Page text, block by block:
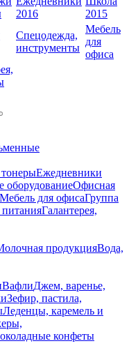
2016
2015
Спецодежда,
инструменты
Мебель
для
офиса
Ежедневники
оборудованиеОфисная
Мебель для офисаГруппа
Галантерея,
продукцияВода,
ВафлиДжем, варенье,
Зефир, пастила,
Леденцы, каремель и
конфеты